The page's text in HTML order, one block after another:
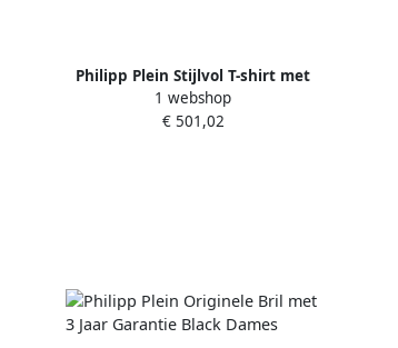
Philipp Plein Stijlvol T-shirt met
Uniek Ontwerp Black Dames
1 webshop
€ 501,02